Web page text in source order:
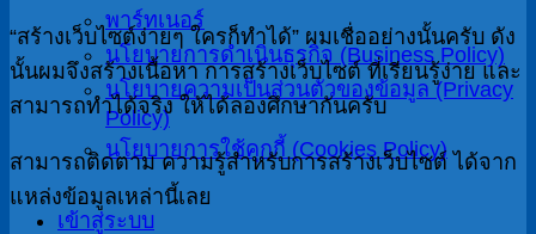
พาร์ทเนอร์
นโยบายการดำเนินธุรกิจ (Business Policy)
นโยบายความเป็นส่วนตัวของข้อมูล (Privacy
Policy)
นโยบายการใช้คุกกี้ (Cookies Policy)
เข้าสู่ระบบ
“สร้างเว็บไซต์ง่ายๆ ใครก็ทำได้” ผมเชื่ออย่างนั้นครับ ดัง
นั้นผมจึงสร้างเนื้อหา การสร้างเว็บไซต์ ที่เรียนรู้ง่าย และ
สามารถทำได้จริง ให้ได้ลองศึกษากันครับ
สามารถติดตาม ความรู้สำหรับการสร้างเว็บไซต์ ได้จาก
แหล่งข้อมูลเหล่านี้เลย